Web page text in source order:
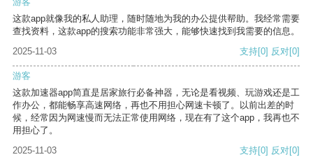
这款app就像我的私人助理，随时随地为我的办公提供帮助。我经常需要
查找资料，这款app的搜索功能非常强大，能够快速找到我需要的信息。
2025-11-03
支持[0] 反对[0]
游客
这款加速器app简直是居家旅行必备神器，无论是看视频、玩游戏还是工
作办公，都能畅享高速网络，再也不用担心网速卡顿了。以前出差的时
候，经常因为网速慢而无法正常使用网络，现在有了这个app，我再也不
用担心了。
2025-11-03
支持[0] 反对[0]